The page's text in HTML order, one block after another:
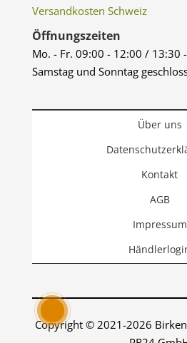
Versandkosten Schweiz
Öffnungszeiten
Mo. - Fr. 09:00 - 12:00 / 13:30
Samstag und Sonntag
Über uns
Kontakt
AGB
Impressum
Copyright © 2021-2026